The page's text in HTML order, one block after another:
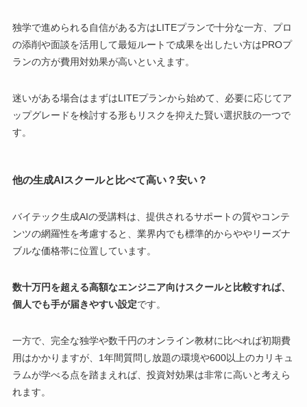
独学で進められる自信がある方はLITEプランで十分な一方、プロ
の添削や面談を活用して最短ルートで成果を出したい方はPROプ
ランの方が費用対効果が高いといえます。
迷いがある場合はまずはLITEプランから始めて、必要に応じてア
ップグレードを検討する形もリスクを抑えた賢い選択肢の一つで
す。
他の生成AIスクールと比べて高い？安い？
バイテック生成AIの受講料は、提供されるサポートの質やコンテ
ンツの網羅性を考慮すると、業界内でも標準的からややリーズナ
ブルな価格帯に位置しています。
数十万円を超える高額なエンジニア向けスクールと比較すれば、
個人でも手が届きやすい設定です。
一方で、完全な独学や数千円のオンライン教材に比べれば初期費
用はかかりますが、1年間質問し放題の環境や600以上のカリキュ
ラムが学べる点を踏まえれば、投資対効果は非常に高いと考えら
れます。